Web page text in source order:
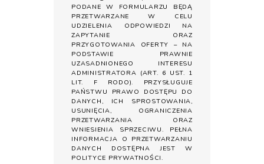
PODANE W FORMULARZU BĘDĄ
PRZETWARZANE W CELU
UDZIELENIA ODPOWIEDZI NA
ZAPYTANIE ORAZ
PRZYGOTOWANIA OFERTY – NA
PODSTAWIE PRAWNIE
UZASADNIONEGO INTERESU
ADMINISTRATORA (ART. 6 UST. 1
LIT. F RODO). PRZYSŁUGUJE
PAŃSTWU PRAWO DOSTĘPU DO
DANYCH, ICH SPROSTOWANIA,
USUNIĘCIA, OGRANICZENIA
PRZETWARZANIA ORAZ
WNIESIENIA SPRZECIWU. PEŁNA
INFORMACJA O PRZETWARZANIU
DANYCH DOSTĘPNA JEST W
POLITYCE PRYWATNOŚCI.